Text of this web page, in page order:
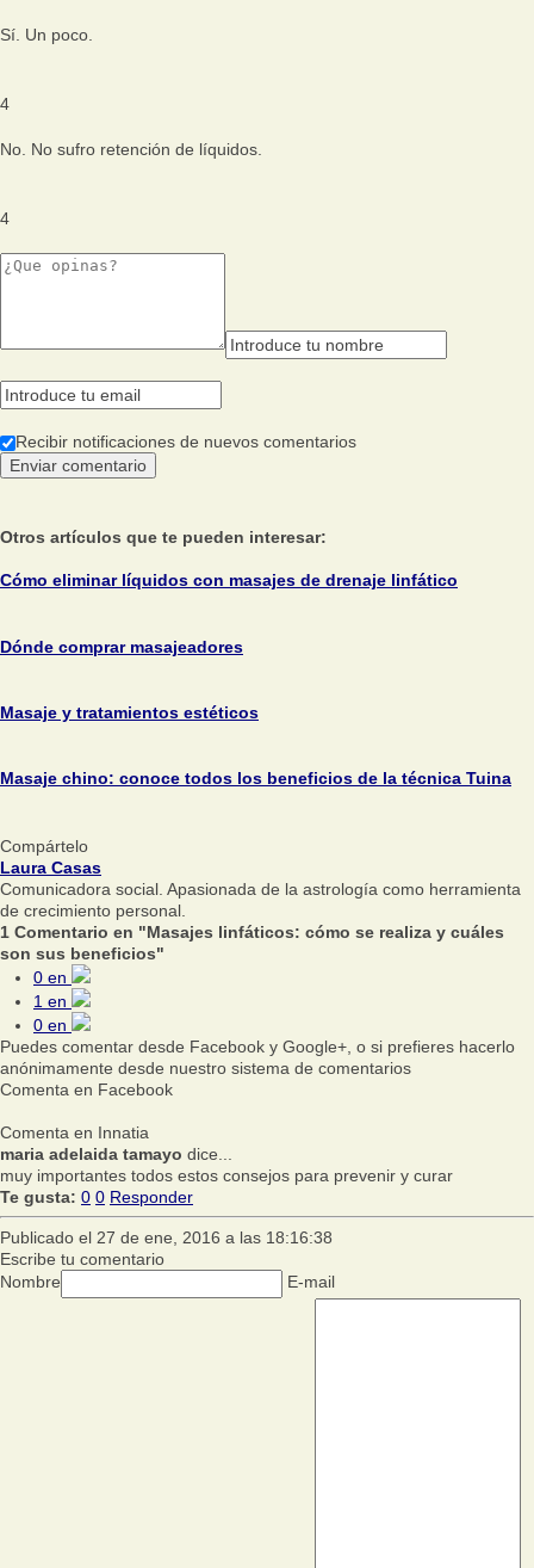
Sí. Un poco.
4
No. No sufro retención de líquidos.
4
Recibir notificaciones de nuevos comentarios
Otros artículos que te pueden interesar:
Cómo eliminar líquidos con masajes de drenaje linfático
Dónde comprar masajeadores
Masaje y tratamientos estéticos
Masaje chino: conoce todos los beneficios de la técnica Tuina
Compártelo
Laura Casas
Comunicadora social. Apasionada de la astrología como herramienta
de crecimiento personal.
1 Comentario en "Masajes linfáticos: cómo se realiza y cuáles
son sus beneficios"
0 en
1 en
0 en
Puedes comentar desde Facebook y Google+, o si prefieres hacerlo
anónimamente desde nuestro sistema de comentarios
Comenta en Facebook
Comenta en Innatia
maria adelaida tamayo dice...
muy importantes todos estos consejos para prevenir y curar
Te gusta: 0 0 Responder
Publicado el 27 de ene, 2016 a las 18:16:38
Escribe tu comentario
Nombre
E-mail